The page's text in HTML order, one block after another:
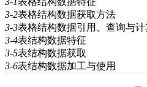
3-2表格结构数据获取方法
3-3表格结构数据引用、查询与
3-4表结构数据特征
3-5表结构数据获取
3-6表结构数据加工与使用